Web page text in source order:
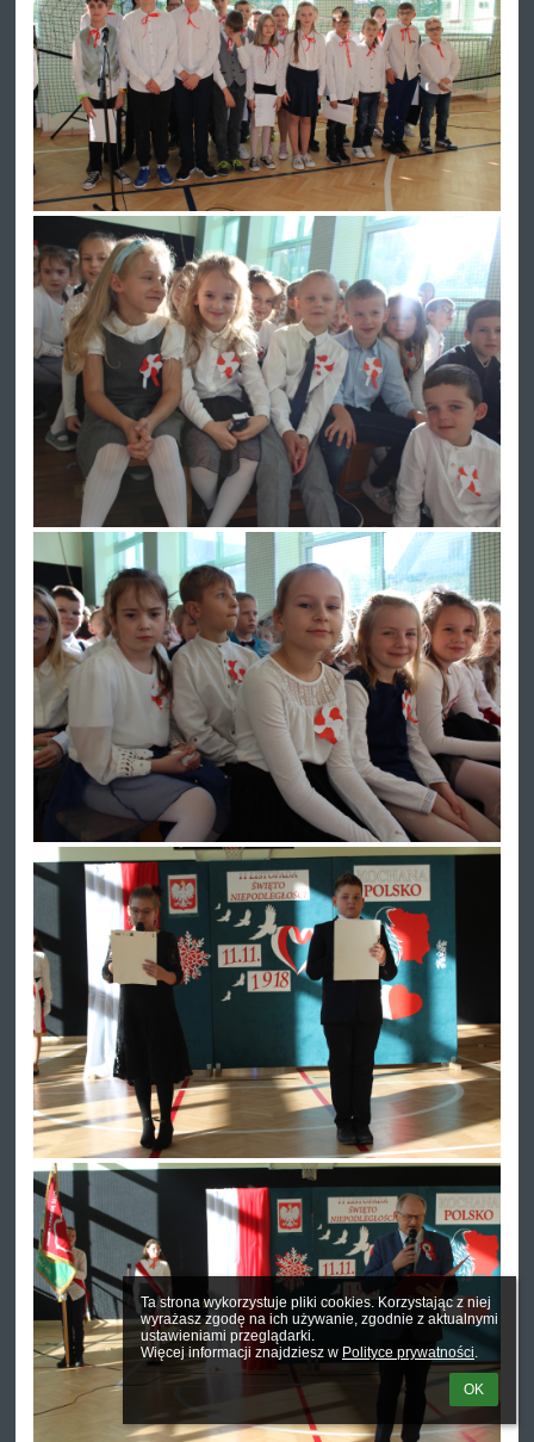
Ta strona wykorzystuje pliki cookies. Korzystając z niej
wyrażasz zgodę na ich używanie, zgodnie z aktualnymi
ustawieniami przeglądarki.
Więcej informacji znajdziesz w Polityce prywatności.
OK